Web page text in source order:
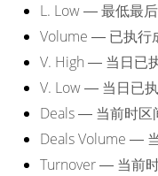
L. Low― 最低最后
Volume ― 已执行
V. High ― 当日已
V. Low― 当日已
Deals― 当前时区
Deals Volume ―
Turnover― 当前